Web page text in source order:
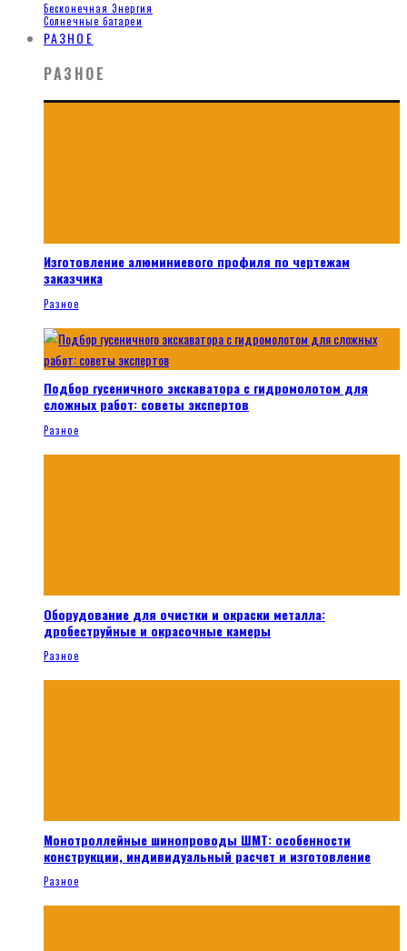
Бесконечная Энергия
Солнечные батареи
РАЗНОЕ
РАЗНОЕ
Изготовление алюминиевого профиля по чертежам
заказчика
Разное
Подбор гусеничного экскаватора с гидромолотом для
сложных работ: советы экспертов
Разное
Оборудование для очистки и окраски металла:
дробеструйные и окрасочные камеры
Разное
Монотроллейные шинопроводы ШМТ: особенности
конструкции, индивидуальный расчет и изготовление
Разное